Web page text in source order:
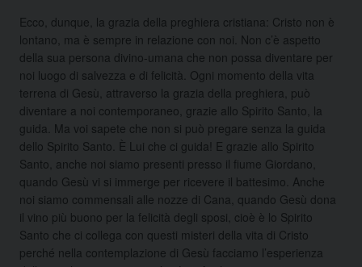
Ecco, dunque, la grazia della preghiera cristiana: Cristo non è
lontano, ma è sempre in relazione con noi. Non c’è aspetto
della sua persona divino-umana che non possa diventare per
noi luogo di salvezza e di felicità. Ogni momento della vita
terrena di Gesù, attraverso la grazia della preghiera, può
diventare a noi contemporaneo, grazie allo Spirito Santo, la
guida. Ma voi sapete che non si può pregare senza la guida
dello Spirito Santo. È Lui che ci guida! E grazie allo Spirito
Santo, anche noi siamo presenti presso il fiume Giordano,
quando Gesù vi si immerge per ricevere il battesimo. Anche
noi siamo commensali alle nozze di Cana, quando Gesù dona
il vino più buono per la felicità degli sposi, cioè è lo Spirito
Santo che ci collega con questi misteri della vita di Cristo
perché nella contemplazione di Gesù facciamo l’esperienza